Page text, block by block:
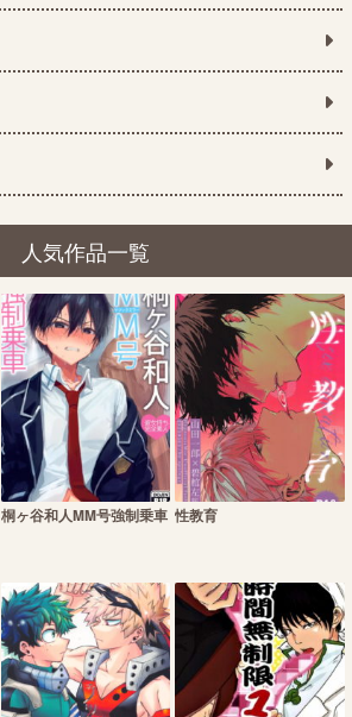
人気作品一覧
桐ヶ谷和人MM号強制乗車 性教育